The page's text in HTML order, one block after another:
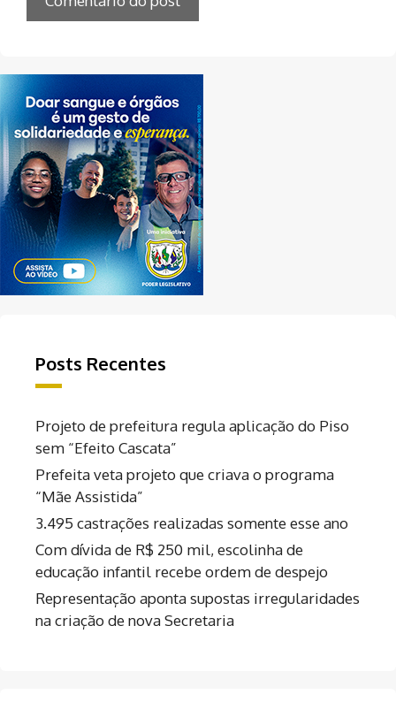
Posts Recentes
Projeto de prefeitura regula aplicação do Piso
sem “Efeito Cascata”
Prefeita veta projeto que criava o programa
“Mãe Assistida”
3.495 castrações realizadas somente esse ano
Com dívida de R$ 250 mil, escolinha de
educação infantil recebe ordem de despejo
Representação aponta supostas irregularidades
na criação de nova Secretaria